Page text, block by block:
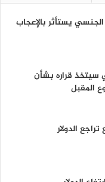
يستأثر بالإعجاب
قراره بشأن
المقبل
الدولار